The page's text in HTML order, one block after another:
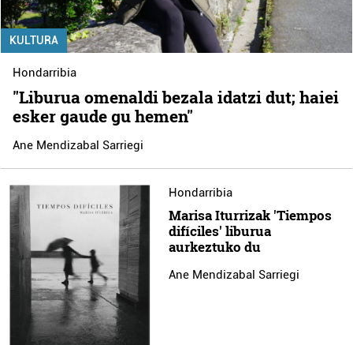
KULTURA
Hondarribia
"Liburua omenaldi bezala idatzi dut; haiei
esker gaude gu hemen"
Ane Mendizabal Sarriegi
Hondarribia
Marisa Iturrizak 'Tiempos
difíciles' liburua
aurkeztuko du
Ane Mendizabal Sarriegi